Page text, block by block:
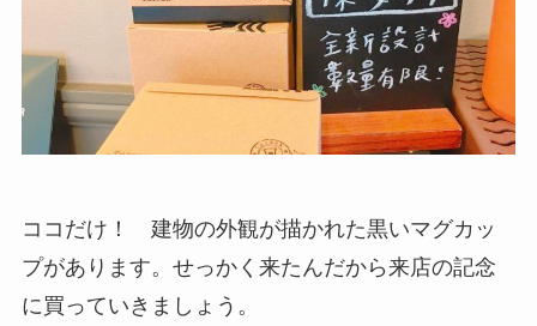
ココだけ！ 建物の外観が描かれた黒いマグカッ
プがあります。せっかく来たんだから来店の記念
に買っていきましょう。